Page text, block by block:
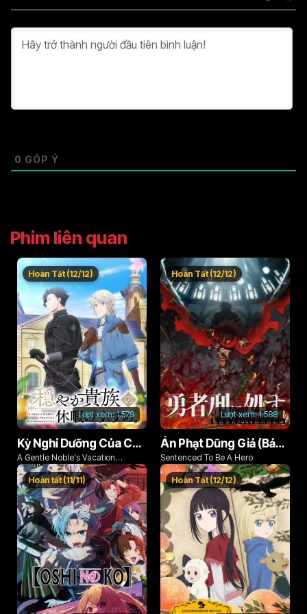
Tập 40 Tập 41 Tập 42
0 GÓP Ý
Phim liên quan
Lượt xem:1.579
Hoàn Tất (12/12)
Kỳ Nghỉ Dưỡng Của Chàng Quý Tộc Ôn Hòa (Odayaka Kizoku no Kyuuka no Susume)
A Gentle Noble's Vacation
Recommendation
Lượt xem:1.588
Hoàn Tất (12/12)
Án Phạt Dũng Giả (Bản Án Anh Hùng)
Sentenced To Be A Hero
Hoàn tất (11/11) Hoàn Tất (12/12)